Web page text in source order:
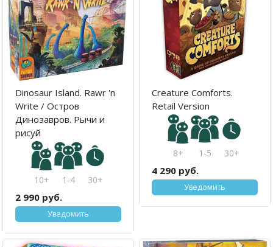
Dinosaur Island. Rawr 'n
Write / Остров
Динозавров. Рычи и
рисуй
10+ 1-4 30+
2 990 руб.
Уведомить
Creature Comforts.
Retail Version
8+ 1-5 30+
4 290 руб.
Уведомить